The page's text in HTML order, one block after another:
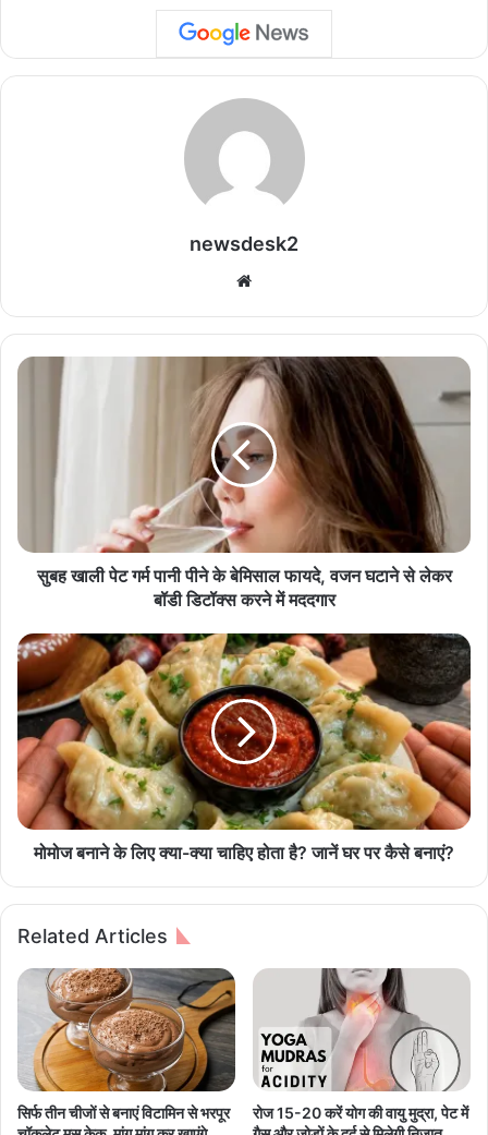
newsdesk2
te
सु
र्म
ने
के
बे
मि
सा
ल
फा
य
दे
घ
ने
र
डी
सुबह खाली पेट गर्म पानी पीने के बेमिसाल फायदे, वजन घटाने से लेकर
बॉडी डिटॉक्स करने में मददगार
मो
मो
ज
ब
ना
ने
के
लि
ए
क्या
हि
जा
नें
घ
मोमोज बनाने के लिए क्या-क्या चाहिए होता है? जानें घर पर कैसे बनाएं?
Related Articles
सिर्फ तीन चीजों से बनाएं विटामिन से भरपूर
रोज 15-20 करें योग की वायु मुद्रा, पेट में